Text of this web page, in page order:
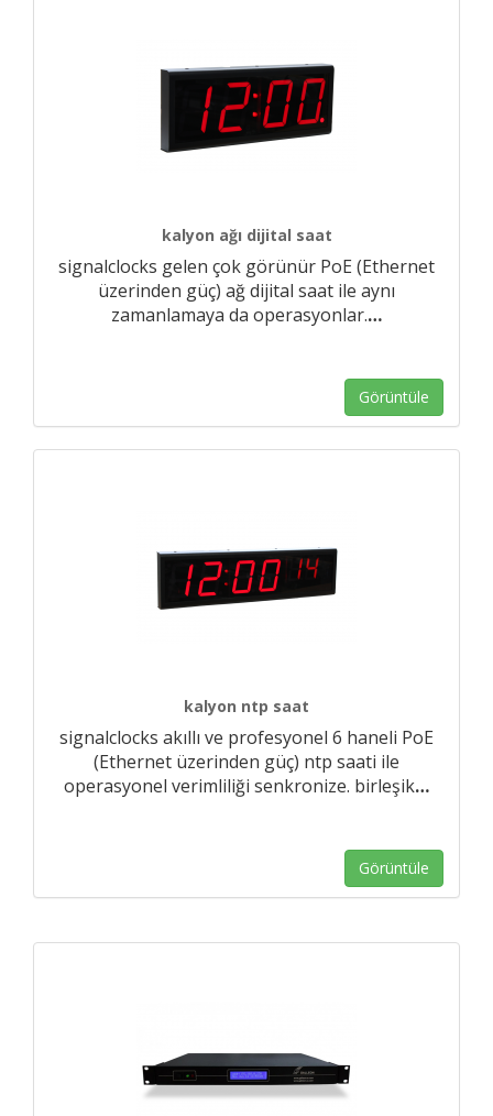
kalyon ağı dijital saat
signalclocks gelen çok görünür PoE (Ethernet
üzerinden güç) ağ dijital saat ile aynı
zamanlamaya da operasyonlar.…
Görüntüle
kalyon ntp saat
signalclocks akıllı ve profesyonel 6 haneli PoE
(Ethernet üzerinden güç) ntp saati ile
operasyonel verimliliği senkronize. birleşik…
Görüntüle